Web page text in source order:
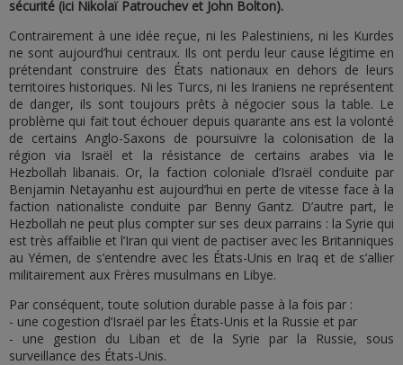
sécurité (ici Nikolaï Patrouchev et John Bolton).
Contrairement à une idée reçue, ni les Palestiniens, ni les Kurdes
ne sont aujourd’hui centraux. Ils ont perdu leur cause légitime en
prétendant construire des États nationaux en dehors de leurs
territoires historiques. Ni les Turcs, ni les Iraniens ne représentent
de danger, ils sont toujours prêts à négocier sous la table. Le
problème qui fait tout échouer depuis quarante ans est la volonté
de certains Anglo-Saxons de poursuivre la colonisation de la
région via Israël et la résistance de certains arabes via le
Hezbollah libanais. Or, la faction coloniale d’Israël conduite par
Benjamin Netayanhu est aujourd’hui en perte de vitesse face à la
faction nationaliste conduite par Benny Gantz. D’autre part, le
Hezbollah ne peut plus compter sur ses deux parrains : la Syrie qui
est très affaiblie et l’Iran qui vient de pactiser avec les Britanniques
au Yémen, de s’entendre avec les États-Unis en Iraq et de s’allier
militairement aux Frères musulmans en Libye.
Par conséquent, toute solution durable passe à la fois par :
- une cogestion d’Israël par les États-Unis et la Russie et par
- une gestion du Liban et de la Syrie par la Russie, sous
surveillance des États-Unis.